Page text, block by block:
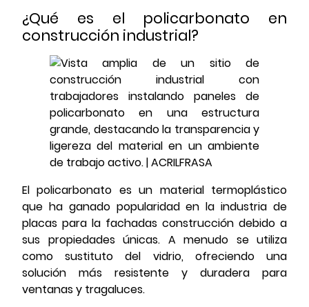
¿Qué es el policarbonato en
construcción industrial?
El policarbonato es un material termoplástico
que ha ganado popularidad en la industria de
placas para la fachadas construcción debido a
sus propiedades únicas. A menudo se utiliza
como sustituto del vidrio, ofreciendo una
solución más resistente y duradera para
ventanas y tragaluces.